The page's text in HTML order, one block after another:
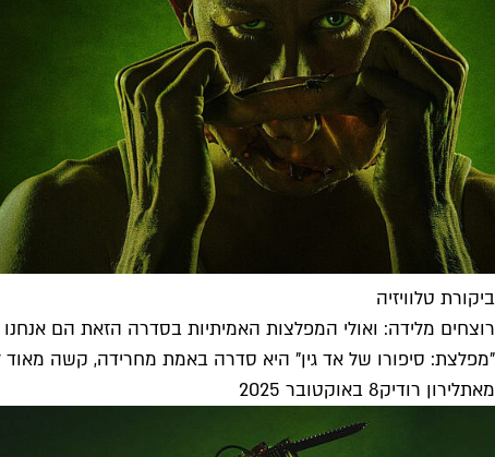
ביקורת טלוויזיה
רוצחים מלידה: ואולי המפלצות האמיתיות בסדרה הזאת הם אנחנו
"מפלצת: סיפורו של אד גין" היא סדרה באמת מחרידה, קשה מאוד
מאתלירון רודיק8 באוקטובר 2025